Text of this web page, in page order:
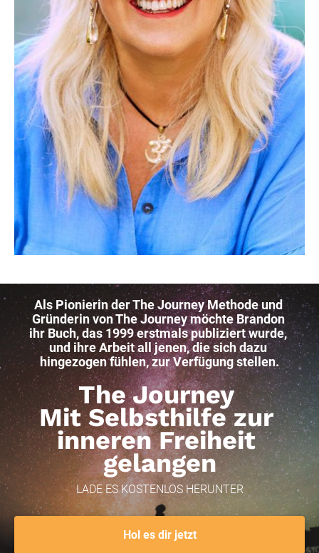
Als Pionierin der The Journey Methode und
Gründerin von The Journey möchte Brandon
ihr Buch, das 1999 erstmals publiziert wurde,
und ihre Arbeit all jenen, die sich dazu
hingezogen fühlen, zur Verfügung stellen.
The Journey
Mit Selbsthilfe zur
inneren Freiheit
gelangen
LADE ES KOSTENLOS HERUNTER
Hol es dir jetzt